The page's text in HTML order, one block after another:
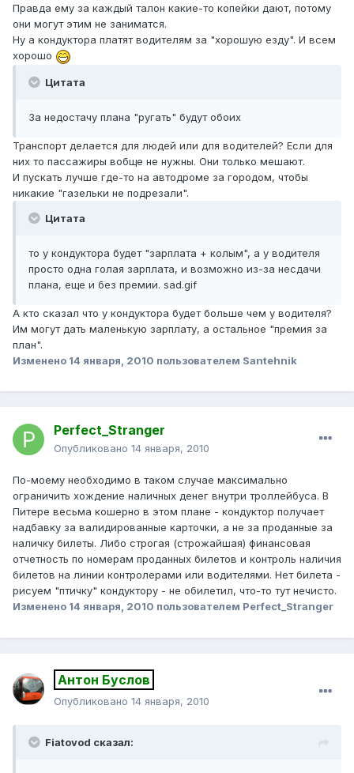
Правда ему за каждый талон какие-то копейки дают, потому
они могут этим не заниматся.
Ну а кондуктора платят водителям за "хорошую езду". И всем
хорошо
Цитата
За недостачу плана "ругать" будут обоих
Транспорт делается для людей или для водителей? Если для
них то пассажиры вобще не нужны. Они только мешают.
И пускать лучше где-то на автодроме за городом, чтобы
никакие "газельки не подрезали".
Цитата
то у кондуктора будет "зарплата + колым", а у водителя
просто одна голая зарплата, и возможно из-за несдачи
плана, еще и без премии. sad.gif
А кто сказал что у кондуктора будет больше чем у водителя?
Им могут дать маленькую зарплату, а остальное "премия за
план".
Изменено 14 января, 2010 пользователем Santehnik
Perfect_Stranger
Опубликовано 14 января, 2010
По-моему необходимо в таком случае максимально
ограничить хождение наличных денег внутри троллейбуса. В
Питере весьма кошерно в этом плане - кондуктор получает
надбавку за валидированные карточки, а не за проданные за
наличку билеты. Либо строгая (строжайшая) финансовая
отчетность по номерам проданных билетов и контроль наличия
билетов на линии контролерами или водителями. Нет билета -
рисуем "птичку" кондуктору - не обилетил, что-то тут нечисто.
Изменено 14 января, 2010 пользователем Perfect_Stranger
Антон Буслов
Опубликовано 14 января, 2010
Fiatovod сказал: